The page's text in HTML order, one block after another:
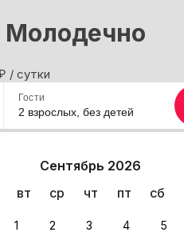
Молодечно
/ сутки
Сентябрь 2026
вт ср чт пт сб
1 2 3 4 5
Гости
2 взрослых, без детей